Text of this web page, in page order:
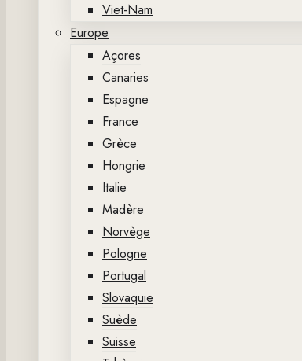
Viet-Nam
Europe
Açores
Canaries
Espagne
France
Grèce
Hongrie
Italie
Madère
Norvège
Pologne
Portugal
Slovaquie
Suède
Suisse